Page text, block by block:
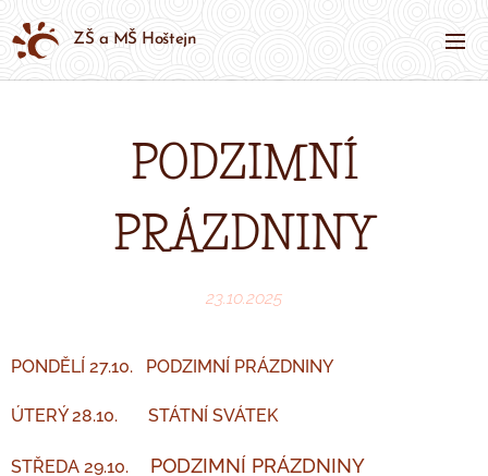
ZŠ a MŠ Hoštejn
PODZIMNÍ
PRÁZDNINY
23.10.2025
PONDĚLÍ 27.10. PODZIMNÍ PRÁZDNINY 🙂
ÚTERÝ 28.10. STÁTNÍ SVÁTEK
STŘEDA 29.10. PODZIMNÍ PRÁZDNINY 🙂